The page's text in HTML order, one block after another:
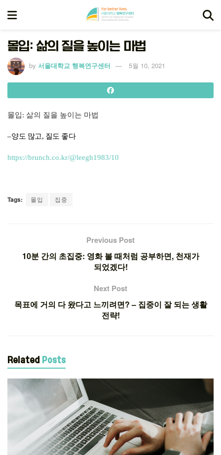
몰입: 삶의 질을 높이는 마법
by 서울대학교 행복연구센터 5월 10, 2021
몰입: 삶의 질을 높이는 마법
–양도 많고, 질도 좋다
https://brunch.co.kr/@leegh1983/10
Tags: 몰입 집중
Previous Post
10분 간의 초집중: 영화 볼 때처럼 공부하면, 천재가
되었겠다!
Next Post
목표에 거의 다 왔다고 느끼려면? – 집중이 잘 되는 생활
전략!
Related Posts